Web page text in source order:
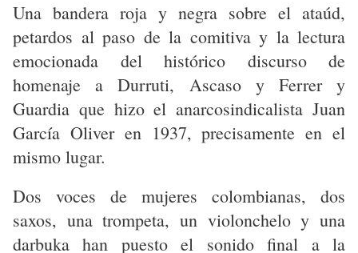
Una bandera roja y negra sobre el ataúd,
petardos al paso de la comitiva y la lectura
emocionada del histórico discurso de
homenaje a Durruti, Ascaso y Ferrer y
Guardia que hizo el anarcosindicalista Juan
García Oliver en 1937, precisamente en el
mismo lugar.
Dos voces de mujeres colombianas, dos
saxos, una trompeta, un violonchelo y una
darbuka han puesto el sonido final a la